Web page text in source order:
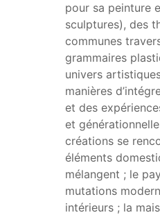
pour sa peinture
sculptures), des
communes
grammaires
univers
manières
et des
et
créations se
éléments
mélangent ; le
mutations
intérieurs ; la